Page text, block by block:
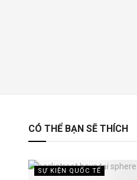
CÓ THỂ BẠN SẼ THÍCH
SỰ KIỆN QUỐC TẾ